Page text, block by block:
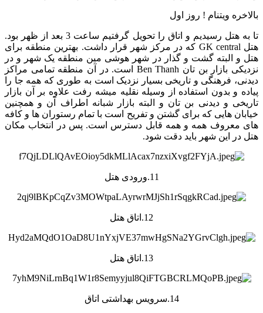
بالاخره ویتنام ! روز اول
تا به هتل رسیدیم و اتاق را تحویل گرفتیم ساعت 3 بعد از ظهر بود.
هتل GK central که در مرکز شهر قرار داشت. بهترین منطقه برای
هتل و البته گشت و گذار در شهر هوشی مین منطقه یک شهر و در
نزدیکی بازار بن تان Ben Thanh است. در آن منطقه تمامی مراکز
دیدنی، فرهنگی و تاریخی بسیار نزدیک است به طوری که همه جا را
پیاده و بدون استفاده از وسیله نقلیه میشه رفت علاوه بر آن بازار
تاریخی و دیدنی بن تان و البته بازار شبانه اطراف آن و همچنین
خیابان هایی که برای گشتن و تفریح است با تمام رستوران ها و کافه
های معروف همه و همه قابل دسترس است. پس در انتخاب مکان
هتل در این شهر باید دقت شود.
11.ورودی هتل
12.اتاق هتل
13.اتاق هتل
14.سرویس بهداشتی اتاق